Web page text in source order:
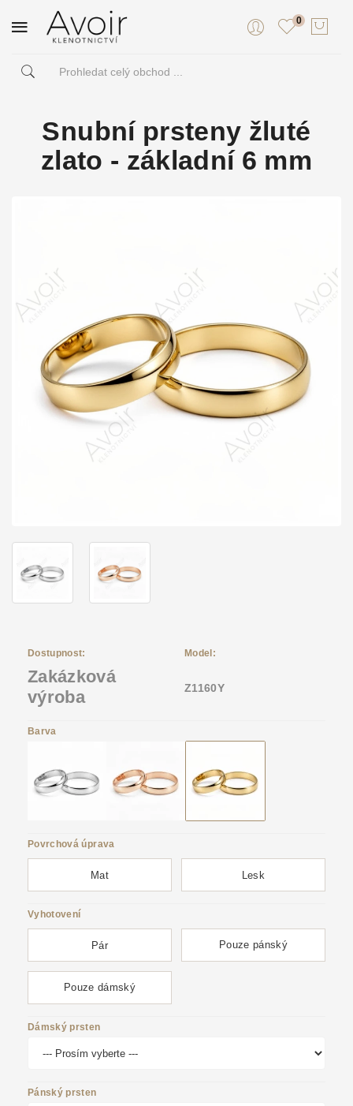
0
Snubní prsteny žluté
zlato - základní 6 mm
Dostupnost: Model:
Zakázková
výroba
Z1160Y
Barva
Povrchová úprava
Mat Lesk
Vyhotovení
Pár Pouze pánský
Pouze dámský
Dámský prsten
Pánský prsten